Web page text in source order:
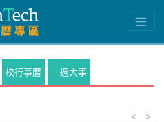
校行事曆 一週大事
< >